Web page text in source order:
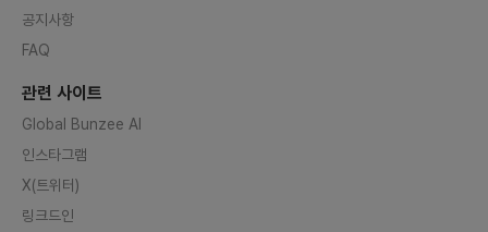
공지사항
FAQ
관련 사이트
Global Bunzee AI
인스타그램
X(트위터)
링크드인